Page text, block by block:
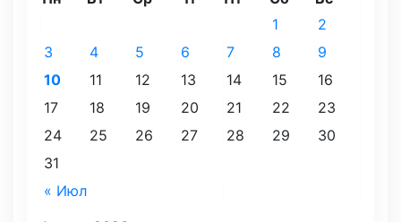
« Июл
1
2
3
4 5 6 7 8
9
10
11 12 13 14 15
16
17
18 19 20 21 22
23
24
25 26 27 28 29
30
31